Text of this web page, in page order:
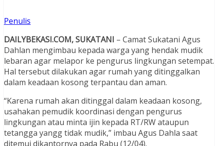
Penulis
DAILYBEKASI.COM, SUKATANI – Camat Sukatani Agus
Dahlan mengimbau kepada warga yang hendak mudik
lebaran agar melapor ke pengurus lingkungan setempat.
Hal tersebut dilakukan agar rumah yang ditinggalkan
dalam keadaan kosong terpantau dan aman.
“Karena rumah akan ditinggal dalam keadaan kosong,
usahakan pemudik koordinasi dengan pengurus
lingkungan atau minta ijin kepada RT/RW ataupun
tetangga yangg tidak mudik,” imbau Agus Dahla saat
ditemui dikantornya pada Rabu (12/04).